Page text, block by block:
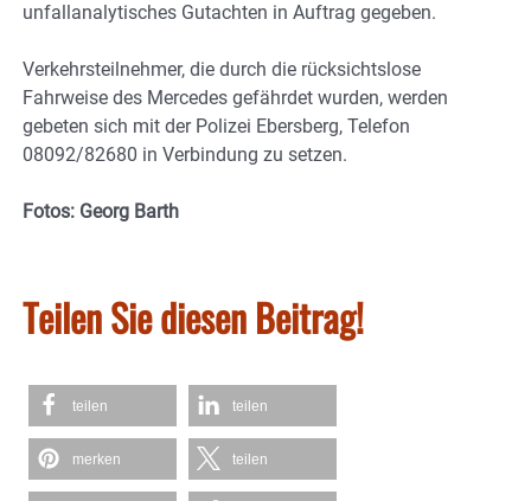
unfallanalytisches Gutachten in Auftrag gegeben.
Verkehrsteilnehmer, die durch die rücksichtslose
Fahrweise des Mercedes gefährdet wurden, werden
gebeten sich mit der Polizei Ebersberg, Telefon
08092/82680 in Verbindung zu setzen.
Fotos: Georg Barth
Teilen Sie diesen Beitrag!
teilen teilen
merken teilen